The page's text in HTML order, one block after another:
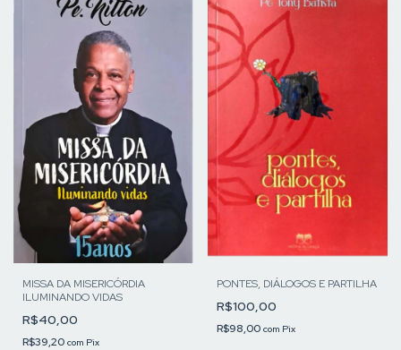
MISSA DA MISERICÓRDIA
ILUMINANDO VIDAS
R$40,00
R$39,20 com Pix
PONTES, DIÁLOGOS E PARTILHA
R$100,00
R$98,00 com Pix